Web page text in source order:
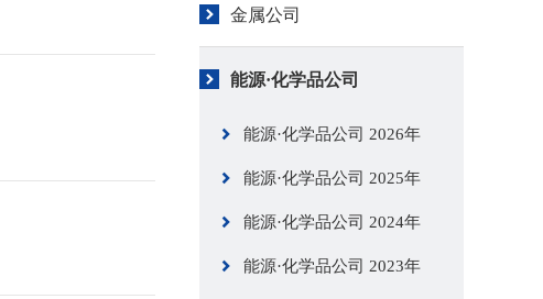
金属公司
能源·化学品公司
能源·化学品公司 2026年
能源·化学品公司 2025年
能源·化学品公司 2024年
能源·化学品公司 2023年